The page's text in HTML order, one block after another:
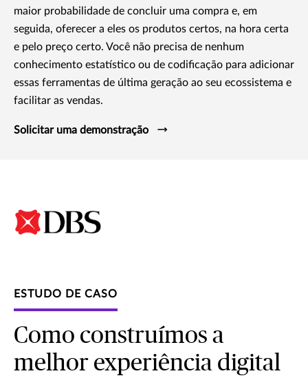
maior probabilidade de concluir uma compra e, em
seguida, oferecer a eles os produtos certos, na hora certa
e pelo preço certo. Você não precisa de nenhum
conhecimento estatístico ou de codificação para adicionar
essas ferramentas de última geração ao seu ecossistema e
facilitar as vendas.
Solicitar uma demonstração
ESTUDO DE CASO
Como construímos a
melhor experiência digital